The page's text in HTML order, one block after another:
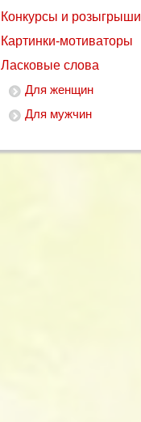
Конкурсы и розыгрыши
Картинки-мотиваторы
Ласковые слова
Для женщин
Для мужчин